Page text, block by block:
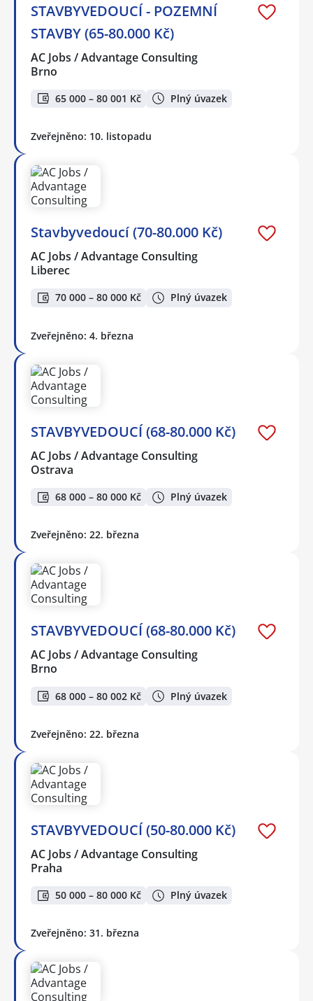
STAVBYVEDOUCÍ - POZEMNÍ
STAVBY (65-80.000 Kč)
AC Jobs / Advantage Consulting
Brno
65 000 – 80 001 Kč Plný úvazek
Zveřejněno: 10. listopadu
Stavbyvedoucí (70-80.000 Kč)
AC Jobs / Advantage Consulting
Liberec
70 000 – 80 000 Kč Plný úvazek
Zveřejněno: 4. března
STAVBYVEDOUCÍ (68-80.000 Kč)
AC Jobs / Advantage Consulting
Ostrava
68 000 – 80 000 Kč Plný úvazek
Zveřejněno: 22. března
STAVBYVEDOUCÍ (68-80.000 Kč)
AC Jobs / Advantage Consulting
Brno
68 000 – 80 002 Kč Plný úvazek
Zveřejněno: 22. března
STAVBYVEDOUCÍ (50-80.000 Kč)
AC Jobs / Advantage Consulting
Praha
50 000 – 80 000 Kč Plný úvazek
Zveřejněno: 31. března